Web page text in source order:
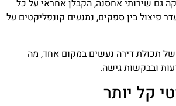
גם שירותי אחסנה, הקבלן אחראי על כל
פיצול בין ספקים, נמנעים קונפליקטים על
של תכולת דירה נעשים במקום אחד, מה
ובבקשות גישה.
קל יותר